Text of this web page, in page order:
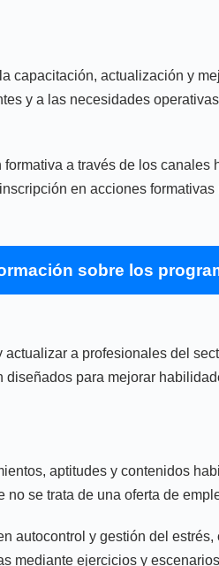
capacitación, actualización y
y a las necesidades
a través de los
en acciones
sobre los
a profesionales del
para mejorar
aptitudes y contenidos
se trata de una oferta de
autocontrol y gestión del
ejercicios y